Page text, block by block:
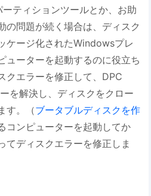
ーティションツールとか、お助
の問題が続く場合は、ディスク
ケージ化されたWindowsプレ
ューターを起動するのに役立ち
クエラーを修正して、DPC
を解決し、ディスクをクロー
す。（ブータブルディスクを作
コンピューターを起動してか
てディスクエラーを修正しま